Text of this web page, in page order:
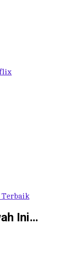
Terbaik
Ini…